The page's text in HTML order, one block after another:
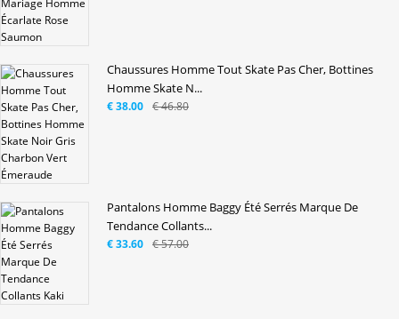
Chaussures Homme Tout Skate Pas Cher, Bottines
Homme Skate N...
€ 46.80
€ 38.00
Pantalons Homme Baggy Été Serrés Marque De
Tendance Collants...
€ 57.00
€ 33.60